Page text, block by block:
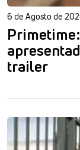
6 de Agosto de
trailer